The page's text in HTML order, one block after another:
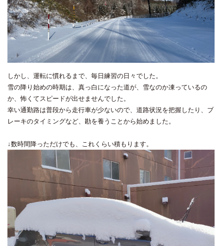
しかし、運転に慣れるまで、毎日練習の日々でした。
雪の降り始めの時期は、真っ白になった道が、雪なのか凍っているの
か、怖くてスピードが出せませんでした。
幸い通勤路は普段から走行車が少ないので、道路状況を把握したり、ブ
レーキのタイミングなど、勘を養うことから始めました。
↓数時間降っただけでも、これくらい積もります。